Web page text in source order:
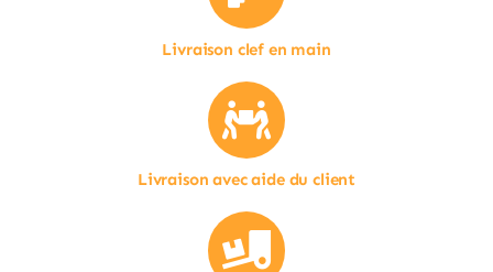
Livraison clef en main
Livraison avec aide du client